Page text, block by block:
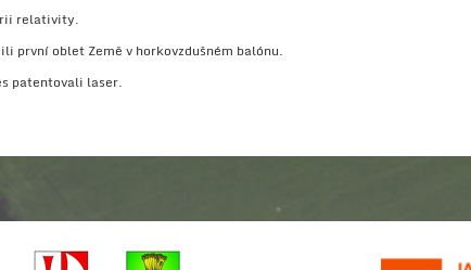
relativity.
první oblet Země v horkovzdušném balónu.
patentovali laser.